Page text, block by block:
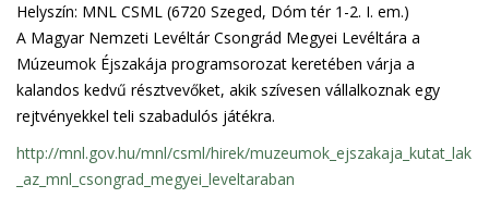
Helyszín: MNL CSML (6720 Szeged, Dóm tér 1-2. I. em.)
A Magyar Nemzeti Levéltár Csongrád Megyei Levéltára a
Múzeumok Éjszakája programsorozat keretében várja a
kalandos kedvű résztvevőket, akik szívesen vállalkoznak egy
rejtvényekkel teli szabadulós játékra.
http://mnl.gov.hu/mnl/csml/hirek/muzeumok_ejszakaja_kutat_lak
_az_mnl_csongrad_megyei_leveltaraban